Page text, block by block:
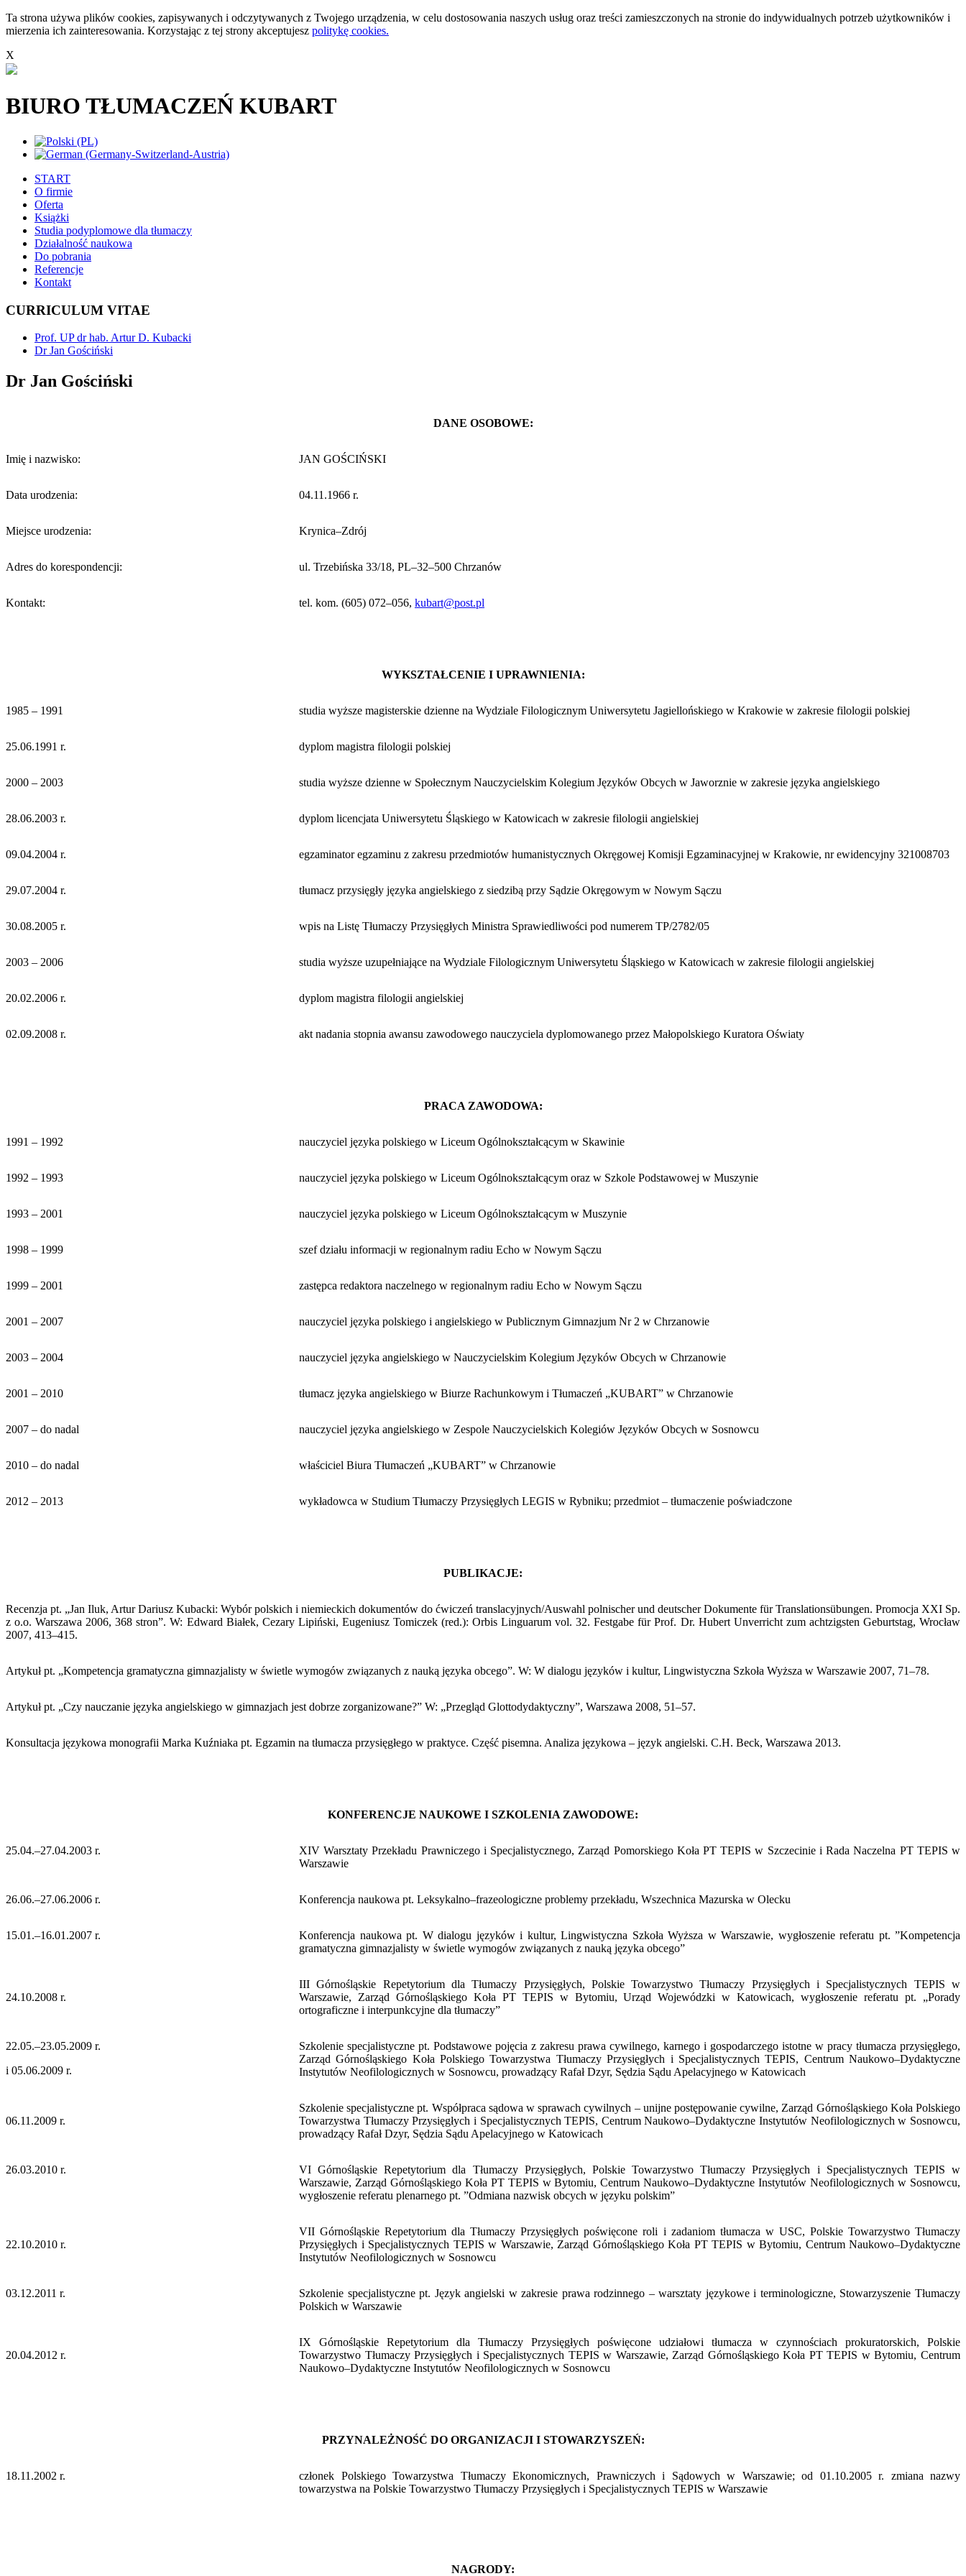
Ta strona używa plików cookies, zapisywanych i odczytywanych z Twojego urządzenia, w celu dostosowania naszych usług oraz treści zamieszczonych na stronie do indywidualnych potrzeb użytkowników i
mierzenia ich zainteresowania. Korzystając z tej strony akceptujesz politykę cookies.
X
BIURO TŁUMACZEŃ KUBART
START
O firmie
Oferta
Książki
Studia podyplomowe dla tłumaczy
Działalność naukowa
Do pobrania
Referencje
Kontakt
CURRICULUM VITAE
Prof. UP dr hab. Artur D. Kubacki
Dr Jan Gościński
Dr Jan Gościński
DANE OSOBOWE:
Imię i nazwisko: JAN GOŚCIŃSKI
Data urodzenia: 04.11.1966 r.
Miejsce urodzenia: Krynica–Zdrój
Adres do korespondencji: ul. Trzebińska 33/18, PL–32–500 Chrzanów
Kontakt: tel. kom. (605) 072–056, kubart@post.pl
WYKSZTAŁCENIE I UPRAWNIENIA:
1985 – 1991 studia wyższe magisterskie dzienne na Wydziale Filologicznym Uniwersytetu Jagiellońskiego w Krakowie w zakresie filologii polskiej
25.06.1991 r. dyplom magistra filologii polskiej
2000 – 2003 studia wyższe dzienne w Społecznym Nauczycielskim Kolegium Języków Obcych w Jaworznie w zakresie języka angielskiego
28.06.2003 r. dyplom licencjata Uniwersytetu Śląskiego w Katowicach w zakresie filologii angielskiej
09.04.2004 r. egzaminator egzaminu z zakresu przedmiotów humanistycznych Okręgowej Komisji Egzaminacyjnej w Krakowie, nr ewidencyjny 321008703
29.07.2004 r. tłumacz przysięgły języka angielskiego z siedzibą przy Sądzie Okręgowym w Nowym Sączu
30.08.2005 r. wpis na Listę Tłumaczy Przysięgłych Ministra Sprawiedliwości pod numerem TP/2782/05
2003 – 2006 studia wyższe uzupełniające na Wydziale Filologicznym Uniwersytetu Śląskiego w Katowicach w zakresie filologii angielskiej
20.02.2006 r. dyplom magistra filologii angielskiej
02.09.2008 r. akt nadania stopnia awansu zawodowego nauczyciela dyplomowanego przez Małopolskiego Kuratora Oświaty
PRACA ZAWODOWA:
1991 – 1992 nauczyciel języka polskiego w Liceum Ogólnokształcącym w Skawinie
1992 – 1993 nauczyciel języka polskiego w Liceum Ogólnokształcącym oraz w Szkole Podstawowej w Muszynie
1993 – 2001 nauczyciel języka polskiego w Liceum Ogólnokształcącym w Muszynie
1998 – 1999 szef działu informacji w regionalnym radiu Echo w Nowym Sączu
1999 – 2001 zastępca redaktora naczelnego w regionalnym radiu Echo w Nowym Sączu
2001 – 2007 nauczyciel języka polskiego i angielskiego w Publicznym Gimnazjum Nr 2 w Chrzanowie
2003 – 2004 nauczyciel języka angielskiego w Nauczycielskim Kolegium Języków Obcych w Chrzanowie
2001 – 2010 tłumacz języka angielskiego w Biurze Rachunkowym i Tłumaczeń „KUBART” w Chrzanowie
2007 – do nadal nauczyciel języka angielskiego w Zespole Nauczycielskich Kolegiów Języków Obcych w Sosnowcu
2010 – do nadal właściciel Biura Tłumaczeń „KUBART” w Chrzanowie
2012 – 2013 wykładowca w Studium Tłumaczy Przysięgłych LEGIS w Rybniku; przedmiot – tłumaczenie poświadczone
PUBLIKACJE:
Recenzja pt. „Jan Iluk, Artur Dariusz Kubacki: Wybór polskich i niemieckich dokumentów do ćwiczeń translacyjnych/Auswahl polnischer und deutscher Dokumente für Translationsübungen. Promocja XXI Sp.
z o.o. Warszawa 2006, 368 stron”. W: Edward Białek, Cezary Lipiński, Eugeniusz Tomiczek (red.): Orbis Linguarum vol. 32. Festgabe für Prof. Dr. Hubert Unverricht zum achtzigsten Geburtstag, Wrocław
2007, 413–415.
Artykuł pt. „Kompetencja gramatyczna gimnazjalisty w świetle wymogów związanych z nauką języka obcego”. W: W dialogu języków i kultur, Lingwistyczna Szkoła Wyższa w Warszawie 2007, 71–78.
Artykuł pt. „Czy nauczanie języka angielskiego w gimnazjach jest dobrze zorganizowane?” W: „Przegląd Glottodydaktyczny”, Warszawa 2008, 51–57.
Konsultacja językowa monografii Marka Kuźniaka pt. Egzamin na tłumacza przysięgłego w praktyce. Część pisemna. Analiza językowa – język angielski. C.H. Beck, Warszawa 2013.
KONFERENCJE NAUKOWE I SZKOLENIA ZAWODOWE:
25.04.–27.04.2003 r.
XIV Warsztaty Przekładu Prawniczego i Specjalistycznego, Zarząd Pomorskiego Koła PT TEPIS w Szczecinie i Rada Naczelna PT TEPIS w
Warszawie
26.06.–27.06.2006 r. Konferencja naukowa pt. Leksykalno–frazeologiczne problemy przekładu, Wszechnica Mazurska w Olecku
15.01.–16.01.2007 r.
Konferencja naukowa pt. W dialogu języków i kultur, Lingwistyczna Szkoła Wyższa w Warszawie, wygłoszenie referatu pt. ”Kompetencja
gramatyczna gimnazjalisty w świetle wymogów związanych z nauką języka obcego”
24.10.2008 r.
III Górnośląskie Repetytorium dla Tłumaczy Przysięgłych, Polskie Towarzystwo Tłumaczy Przysięgłych i Specjalistycznych TEPIS w
Warszawie, Zarząd Górnośląskiego Koła PT TEPIS w Bytomiu, Urząd Wojewódzki w Katowicach, wygłoszenie referatu pt. „Porady
ortograficzne i interpunkcyjne dla tłumaczy”
22.05.–23.05.2009 r.
i 05.06.2009 r.
Szkolenie specjalistyczne pt. Podstawowe pojęcia z zakresu prawa cywilnego, karnego i gospodarczego istotne w pracy tłumacza przysięgłego,
Zarząd Górnośląskiego Koła Polskiego Towarzystwa Tłumaczy Przysięgłych i Specjalistycznych TEPIS, Centrum Naukowo–Dydaktyczne
Instytutów Neofilologicznych w Sosnowcu, prowadzący Rafał Dzyr, Sędzia Sądu Apelacyjnego w Katowicach
06.11.2009 r.
Szkolenie specjalistyczne pt. Współpraca sądowa w sprawach cywilnych – unijne postępowanie cywilne, Zarząd Górnośląskiego Koła Polskiego
Towarzystwa Tłumaczy Przysięgłych i Specjalistycznych TEPIS, Centrum Naukowo–Dydaktyczne Instytutów Neofilologicznych w Sosnowcu,
prowadzący Rafał Dzyr, Sędzia Sądu Apelacyjnego w Katowicach
26.03.2010 r.
VI Górnośląskie Repetytorium dla Tłumaczy Przysięgłych, Polskie Towarzystwo Tłumaczy Przysięgłych i Specjalistycznych TEPIS w
Warszawie, Zarząd Górnośląskiego Koła PT TEPIS w Bytomiu, Centrum Naukowo–Dydaktyczne Instytutów Neofilologicznych w Sosnowcu,
wygłoszenie referatu plenarnego pt. ”Odmiana nazwisk obcych w języku polskim”
22.10.2010 r.
VII Górnośląskie Repetytorium dla Tłumaczy Przysięgłych poświęcone roli i zadaniom tłumacza w USC, Polskie Towarzystwo Tłumaczy
Przysięgłych i Specjalistycznych TEPIS w Warszawie, Zarząd Górnośląskiego Koła PT TEPIS w Bytomiu, Centrum Naukowo–Dydaktyczne
Instytutów Neofilologicznych w Sosnowcu
03.12.2011 r.
Szkolenie specjalistyczne pt. Język angielski w zakresie prawa rodzinnego – warsztaty językowe i terminologiczne, Stowarzyszenie Tłumaczy
Polskich w Warszawie
20.04.2012 r.
IX Górnośląskie Repetytorium dla Tłumaczy Przysięgłych poświęcone udziałowi tłumacza w czynnościach prokuratorskich, Polskie
Towarzystwo Tłumaczy Przysięgłych i Specjalistycznych TEPIS w Warszawie, Zarząd Górnośląskiego Koła PT TEPIS w Bytomiu, Centrum
Naukowo–Dydaktyczne Instytutów Neofilologicznych w Sosnowcu
PRZYNALEŻNOŚĆ DO ORGANIZACJI I STOWARZYSZEŃ:
18.11.2002 r.
członek Polskiego Towarzystwa Tłumaczy Ekonomicznych, Prawniczych i Sądowych w Warszawie; od 01.10.2005 r. zmiana nazwy
towarzystwa na Polskie Towarzystwo Tłumaczy Przysięgłych i Specjalistycznych TEPIS w Warszawie
NAGRODY: